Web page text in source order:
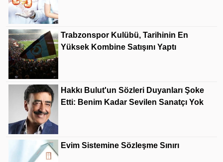
Trabzonspor Kulübü, Tarihinin En
Yüksek Kombine Satışını Yaptı
Hakkı Bulut'un Sözleri Duyanları Şoke
Etti: Benim Kadar Sevilen Sanatçı Yok
Evim Sistemine Sözleşme Sınırı